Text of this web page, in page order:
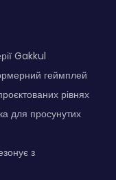
Gakkul
геймплей
рівнях
для просунутих
з